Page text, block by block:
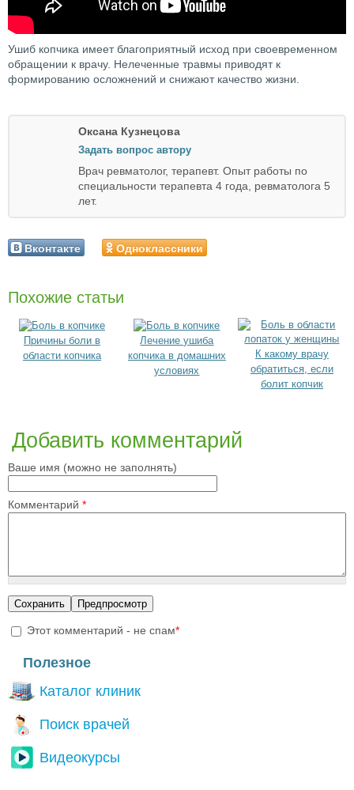
Ушиб копчика имеет благоприятный исход при своевременном
обращении к врачу. Нелеченные травмы приводят к
формированию осложнений и снижают качество жизни.
Оксана Кузнецова
Задать вопрос автору
Врач ревматолог, терапевт. Опыт работы по
специальности терапевта 4 года, ревматолога 5
лет.
Вконтакте Одноклассники
Похожие статьи
Причины боли в
области копчика
Лечение ушиба
копчика в домашних
условиях
К какому врачу
обратиться, если
болит копчик
Добавить комментарий
Ваше имя (можно не заполнять)
Комментарий *
Этот комментарий - не спам*
Полезное
Каталог клиник
Поиск врачей
Видеокурсы